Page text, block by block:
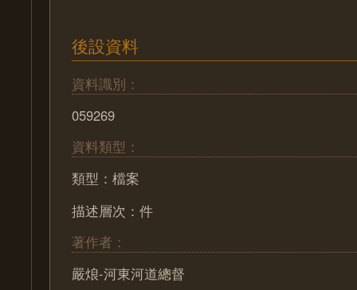
後設資料
資料識別：
059269
資料類型：
類型：檔案
描述層次：件
著作者：
嚴烺-河東河道總督